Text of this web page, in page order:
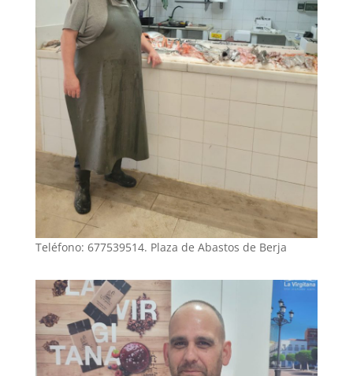
Teléfono: 677539514. Plaza de Abastos de Berja